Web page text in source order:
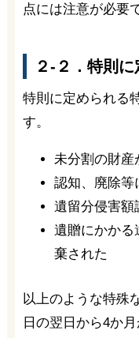
点には注意が必要
２-２．特則
特則に定められる
す。
未分割の財産
認知、廃除等
遺留分侵害額
遺贈にかかる
棄された
以上のような特殊
日の翌日から4か